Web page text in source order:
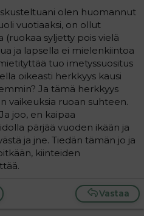
olen huomannut
vuotiaaksi, on ollut
(ruokaa syljetty pois vielä
ja lapsella ei mielenkiintoa
tuo imetyssuositus
oikeasti herkkyys kausi
Ja tämä herkkyys
vaikeuksia ruoan suhteen.
joo, en kaipaa
pärjää vuoden ikään ja
ja jne. Tiedän tämän jo ja
kiinteiden
Vastaa